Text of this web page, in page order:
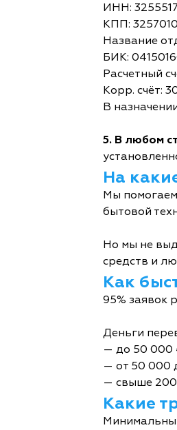
ИНН:
КПП:
Название
БИК:
Расчетный
Корр. счёт:
В
5. В любом
На
Мы
бытовой
Но мы не
средств и
Как
95% заявок
Деньги
— до 50 000
— от 50 000
— свыше 200
Какие